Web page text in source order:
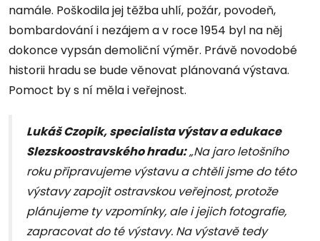
namále. Poškodila jej těžba uhlí, požár, povodeň,
bombardování i nezájem a v roce 1954 byl na něj
dokonce vypsán demoliční výměr. Právě novodobé
historii hradu se bude věnovat plánovaná výstava.
Pomoct by s ní měla i veřejnost.
Lukáš Czopik, specialista výstav a edukace
Slezskoostravského hradu:„Na jaro letošního
roku připravujeme výstavu a chtěli jsme do této
výstavy zapojit ostravskou veřejnost, protože
plánujeme ty vzpomínky, ale i jejich fotografie,
zapracovat do té výstavy. Na výstavě tedy